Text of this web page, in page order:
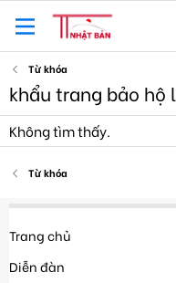
Từ khóa
khẩu trang bảo hộ
Không tìm thấy.
Từ khóa
Trang chủ
Diễn đàn